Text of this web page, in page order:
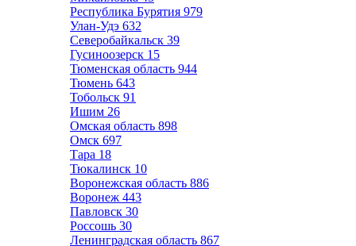
Республика Бурятия 979
Улан-Удэ 632
Северобайкальск 39
Гусиноозерск 15
Тюменская область 944
Тюмень 643
Тобольск 91
Ишим 26
Омская область 898
Омск 697
Тара 18
Тюкалинск 10
Воронежская область 886
Воронеж 443
Павловск 30
Россошь 30
Ленинградская область 867